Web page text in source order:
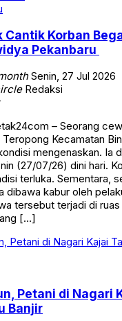
Cantik Korban
Pekanbaru
Senin, 27 Jul 2026
Redaksi
– Seorang
Kecamatan
mengenaskan. Ia
(27/07/26) dini hari.
terluka. Sementara,
dibawa kabur oleh
tersebut terjadi di ruas
[…]
Petani di Nagari
Banjir